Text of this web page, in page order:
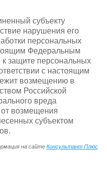
субъекту
нарушения его
персональных
Федеральным
к защите персональных
с настоящим
возмещению в
Российской
вреда
возмещения
субъектом
на сайтеКонсультант Плюс